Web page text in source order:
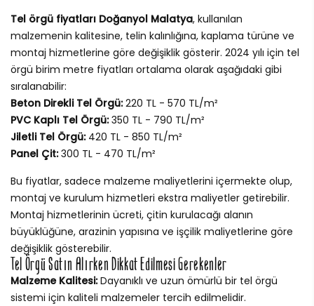
Tel örgü fiyatları Doğanyol Malatya, kullanılan
malzemenin kalitesine, telin kalınlığına, kaplama türüne ve
montaj hizmetlerine göre değişiklik gösterir. 2024 yılı için tel
örgü birim metre fiyatları ortalama olarak aşağıdaki gibi
sıralanabilir:
Beton Direkli Tel Örgü:220 TL - 570 TL/m²
PVC Kaplı Tel Örgü:350 TL - 790 TL/m²
Jiletli Tel Örgü:420 TL - 850 TL/m²
Panel Çit:300 TL - 470 TL/m²
Bu fiyatlar, sadece malzeme maliyetlerini içermekte olup,
montaj ve kurulum hizmetleri ekstra maliyetler getirebilir.
Montaj hizmetlerinin ücreti, çitin kurulacağı alanın
büyüklüğüne, arazinin yapısına ve işçilik maliyetlerine göre
değişiklik gösterebilir.
Tel Örgü Satın Alırken Dikkat Edilmesi Gerekenler
Malzeme Kalitesi:Dayanıklı ve uzun ömürlü bir tel örgü
sistemi için kaliteli malzemeler tercih edilmelidir.